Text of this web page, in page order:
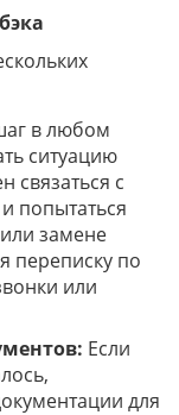
в любом
ситуацию
связаться с
попытаться
замене
переписку по
или
Если
для